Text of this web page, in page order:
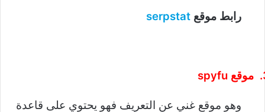
رابط موقع serpstat
موقع spyfu
وهو موقع غني عن التعريف فهو يحتوي على قاعدة